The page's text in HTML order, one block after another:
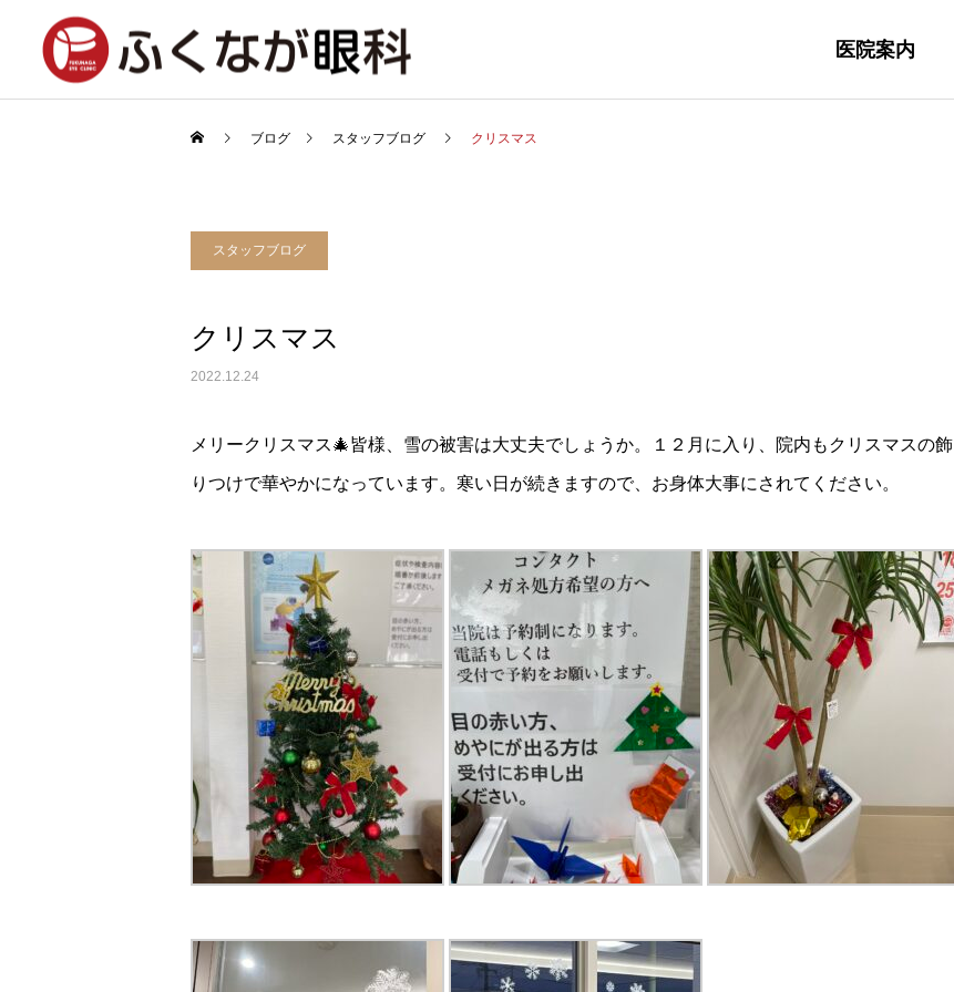
医院案内
ブログ スタッフブログ クリスマス
スタッフブログ
クリスマス
2022.12.24
メリークリスマス🎄皆様、雪の被害は大丈夫でしょうか。１２月に入り、院内もクリスマスの飾
りつけで華やかになっています。寒い日が続きますので、お身体大事にされてください。